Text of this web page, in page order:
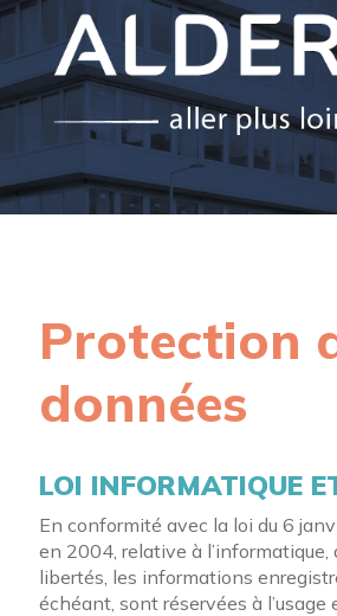
Protection
données
LOI INFORMATIQUE
En conformité avec la loi du 6
en 2004, relative à l’informatique,
libertés, les informations
échéant, sont réservées à l’usage